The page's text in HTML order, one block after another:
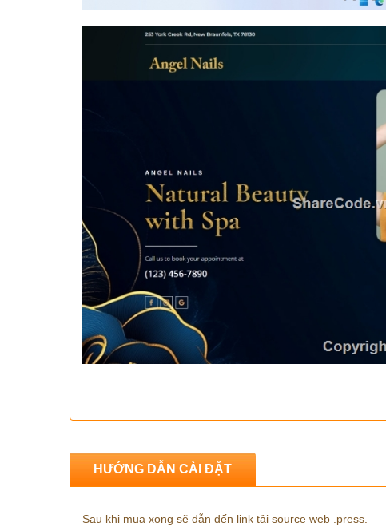
HƯỚNG DẪN CÀI ĐẶT
Sau khi mua xong sẽ dẫn đến link tải source web .press.